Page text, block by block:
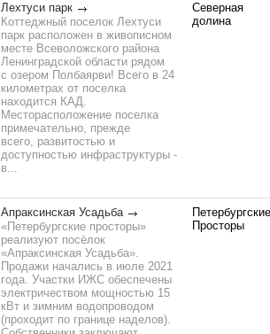
Лехтуси парк
Коттеджный поселок Лехтуси
парк расположен в живописном
месте Всеволожского района
Ленинградской области рядом
с озером Полбаярви! Всего в 24
километрах от поселка
находится КАД.
Месторасположение поселка
примечательно, прежде
всего, развитостью и
доступностью инфраструктуры -
в...
Северная
долина
Апраксинская Усадьба
«Петербургские просторы»
реализуют посёлок
«Апраксинская Усадьба».
Продажи начались в июле 2021
года. Участки ИЖС обеспечены
электричеством мощностью 15
кВт и зимним водопроводом
(проходит по границе наделов).
Петербургские
Просторы